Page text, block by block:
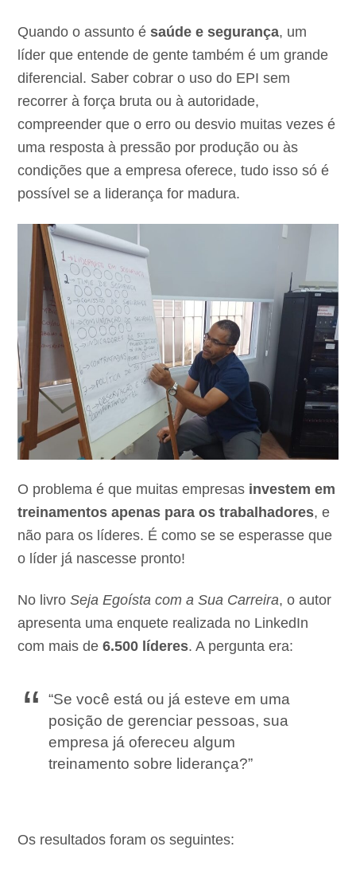
Quando o assunto ésaúde e segurança, um
líder que entende de gente também é um grande
diferencial. Saber cobrar o uso do EPI sem
recorrer à força bruta ou à autoridade,
compreender que o erro ou desvio muitas vezes é
uma resposta à pressão por produção ou às
condições que a empresa oferece, tudo isso só é
possível se a liderança for madura.
O problema é que muitas empresas investem em
treinamentos apenas para os trabalhadores, e
não para os líderes. É como se se esperasse que
o líder já nascesse pronto!
No livroSeja Egoísta com a Sua Carreira, o autor
apresenta uma enquete realizada no LinkedIn
com mais de6.500 líderes. A pergunta era:
“Se você está ou já esteve em uma
posição de gerenciar pessoas, sua
empresa já ofereceu algum
treinamento sobre liderança?”
Os resultados foram os seguintes: